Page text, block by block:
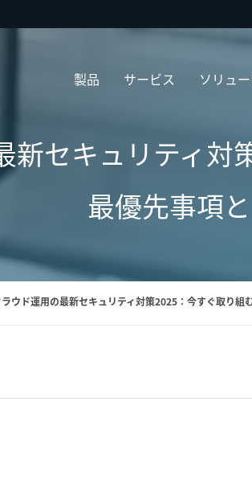
製品 サービス ソリュ
新セキュリティ対
最優先事項
ウド運用の最新セキュリティ対策2025：今すぐ取り組